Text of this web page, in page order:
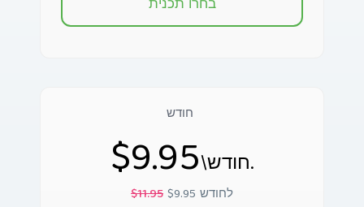
$9.95 \חודש.
$11.95 $9.95 לחודש
בחרו תכנית